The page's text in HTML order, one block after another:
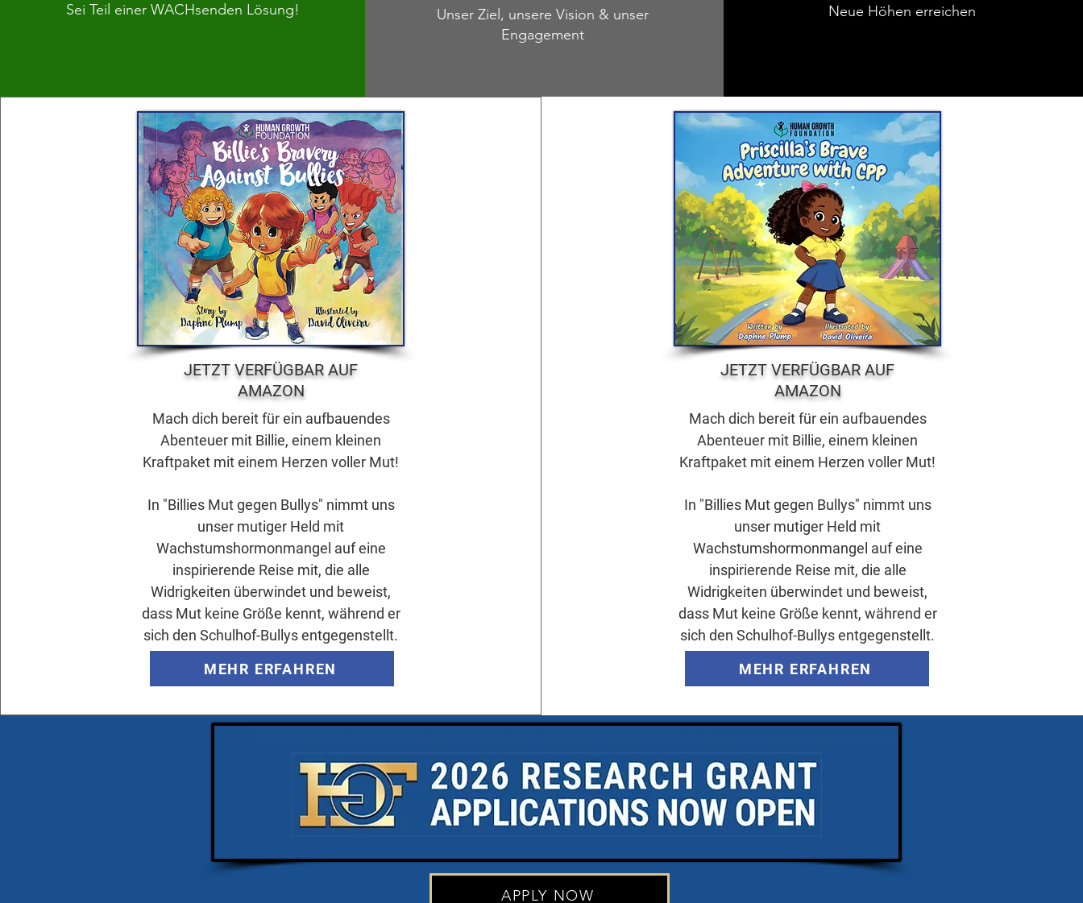
Sei Teil einer WACHsenden Lösung!
Unser Ziel, unsere Vision & unser
Engagement
Neue Höhen erreichen
JETZT VERFÜGBAR AUF
AMAZON
Mach dich bereit für ein aufbauendes
Abenteuer mit Billie, einem kleinen
Kraftpaket mit einem Herzen voller Mut!
In "Billies Mut gegen Bullys" nimmt uns
unser mutiger Held mit
Wachstumshormonmangel auf eine
inspirierende Reise mit, die alle
Widrigkeiten überwindet und beweist,
dass Mut keine Größe kennt, während er
sich den Schulhof-Bullys entgegenstellt.
MEHR ERFAHREN
JETZT VERFÜGBAR AUF
AMAZON
Mach dich bereit für ein aufbauendes
Abenteuer mit Billie, einem kleinen
Kraftpaket mit einem Herzen voller Mut!
In "Billies Mut gegen Bullys" nimmt uns
unser mutiger Held mit
Wachstumshormonmangel auf eine
inspirierende Reise mit, die alle
Widrigkeiten überwindet und beweist,
dass Mut keine Größe kennt, während er
sich den Schulhof-Bullys entgegenstellt.
MEHR ERFAHREN
APPLY NOW